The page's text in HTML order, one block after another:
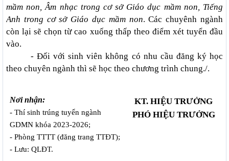
mầm non, Âm nhạc trong cơ sở Giáo dục mầm non, Tiếng
Anh trong cơ sở Giáo dục mầm non. Các chuyênh ngành
còn lại sẽ chọn từ cao xuống thấp theo điểm xét tuyển đầu
vào.
- Đối với sinh viên không có nhu cầu đăng ký học
theo chuyên ngành thì sẽ học theo chương trình chung./.
Nơi nhận:
- Thí sinh trúng tuyển ngành
GDMN khóa 2023-2026;
- Phòng TTTT (đăng trang TTĐT);
- Lưu: QLĐT.
KT. HIỆU TRƯỞNG
PHÓ HIỆU TRƯỞNG